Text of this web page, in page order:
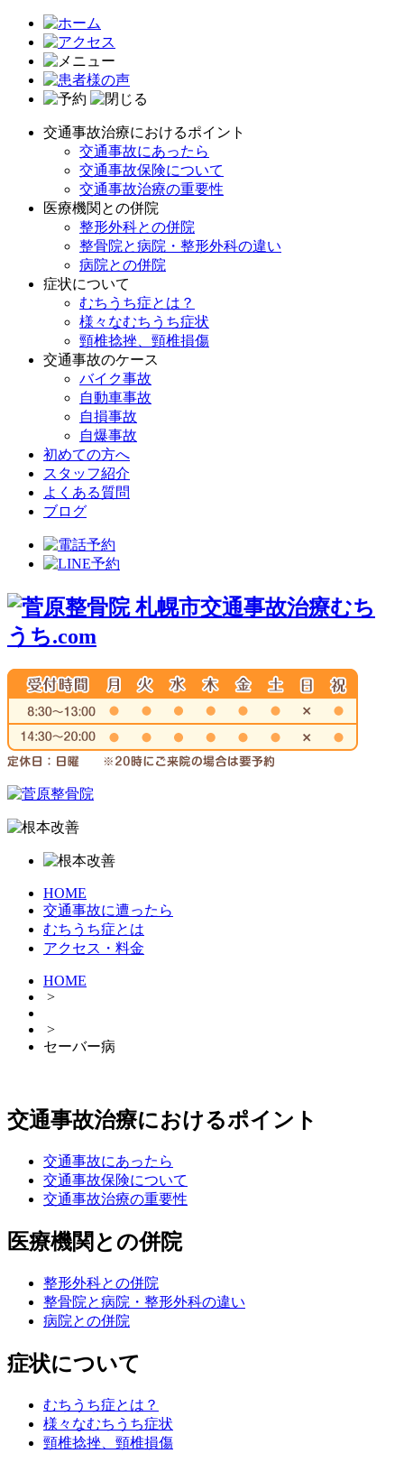
交通事故治療におけるポイント
交通事故にあったら
交通事故保険について
交通事故治療の重要性
医療機関との併院
整形外科との併院
整骨院と病院・整形外科の違い
病院との併院
症状について
むちうち症とは？
様々なむちうち症状
頸椎捻挫、頸椎損傷
交通事故のケース
バイク事故
自動車事故
自損事故
自爆事故
初めての方へ
スタッフ紹介
よくある質問
ブログ
HOME
交通事故に遭ったら
むちうち症とは
アクセス・料金
HOME
>
>
セーバー病
交通事故治療におけるポイント
交通事故にあったら
交通事故保険について
交通事故治療の重要性
医療機関との併院
整形外科との併院
整骨院と病院・整形外科の違い
病院との併院
症状について
むちうち症とは？
様々なむちうち症状
頸椎捻挫、頸椎損傷